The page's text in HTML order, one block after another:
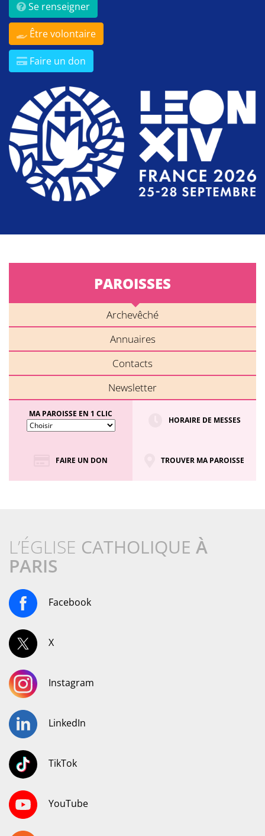
Se renseigner
Être volontaire
Faire un don
PAROISSES
Archevêché
Annuaires
Contacts
Newsletter
MA PAROISSE EN 1 CLIC
HORAIRE DE MESSES
FAIRE UN DON TROUVER MA PAROISSE
L’ÉGLISE CATHOLIQUE À
PARIS
Facebook
X
Instagram
LinkedIn
TikTok
YouTube